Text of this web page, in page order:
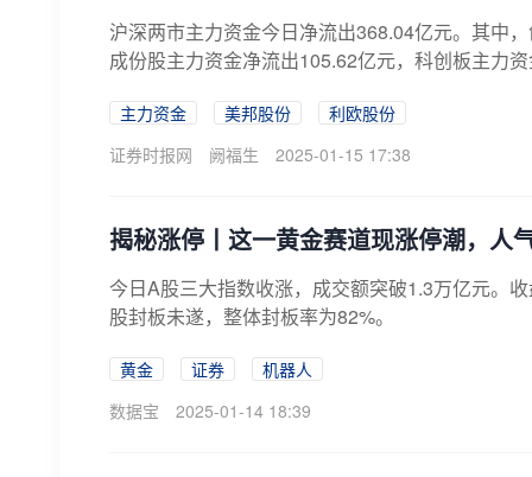
沪深两市主力资金今日净流出368.04亿元。其中
成份股主力资金净流出105.62亿元，科创板主力
主力资金 美邦股份
利欧股份
证券时报网
阙福生 2025-01-15 17:38
揭秘涨停丨这一黄金赛道现涨停潮，人
今日A股三大指数收涨，成交额突破1.3万亿元。
股封板未遂，整体封板率为82%。
黄金 证券
机器人
数据宝
2025-01-14 18:39